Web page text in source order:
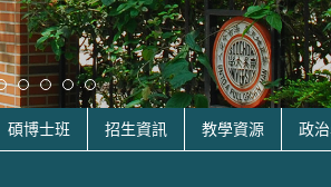
碩博士班 招生資訊 教學資源 政